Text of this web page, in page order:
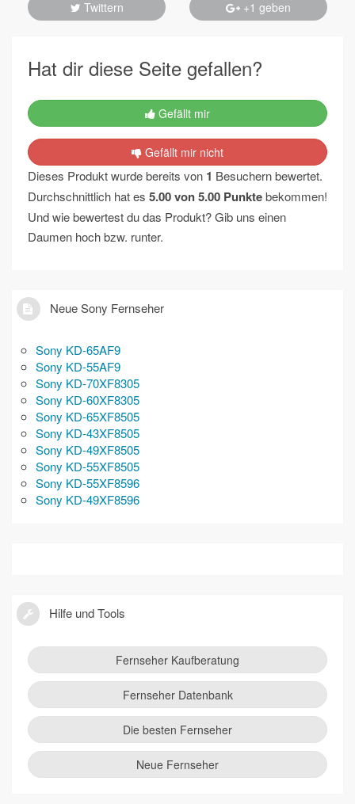
Twittern +1 geben
Hat dir diese Seite gefallen?
Gefällt mir
Gefällt mir nicht
Dieses Produkt wurde bereits von 1 Besuchern bewertet.
Durchschnittlich hat es 5.00von5.00 Punktebekommen!
Und wie bewertest du das Produkt? Gib uns einen
Daumen hoch bzw. runter.
Neue Sony Fernseher
Sony KD-65AF9
Sony KD-55AF9
Sony KD-70XF8305
Sony KD-60XF8305
Sony KD-65XF8505
Sony KD-43XF8505
Sony KD-49XF8505
Sony KD-55XF8505
Sony KD-55XF8596
Sony KD-49XF8596
Hilfe und Tools
Fernseher Kaufberatung
Fernseher Datenbank
Die besten Fernseher
Neue Fernseher